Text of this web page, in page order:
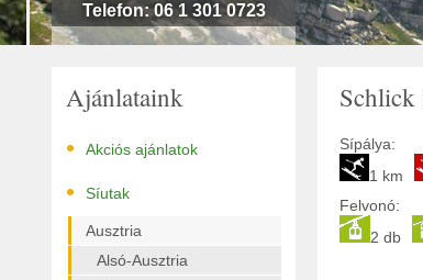
Telefon: 06 1 301 0723
Ajánlataink
• Akciós ajánlatok
• Síutak
Ausztria
Alsó-Ausztria
Schlick
Sípálya:
1 km
Felvonó:
2 db